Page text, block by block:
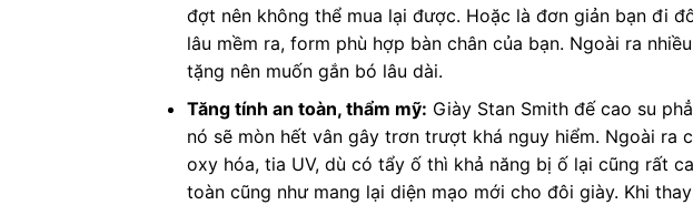
đợt nên không thể mua lại được. Hoặc là đơn giản bạn đi
lâu mềm ra, form phù hợp bàn chân của bạn. Ngoài ra
tặng nên muốn gắn bó lâu dài.
Tăng tính an toàn, thẩm mỹ: Giày Stan Smith đế cao su
nó sẽ mòn hết vân gây trơn trượt khá nguy hiểm. Ngoài ra
oxy hóa, tia UV, dù có tẩy ố thì khả năng bị ố lại cũng rất
toàn cũng như mang lại diện mạo mới cho đôi giày. Khi